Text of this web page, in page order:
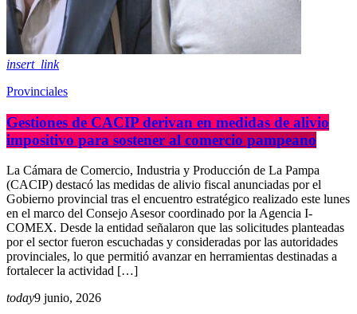
insert_link
Provinciales
Gestiones de CACIP derivan en medidas de alivio
impositivo para sostener al comercio pampeano
La Cámara de Comercio, Industria y Producción de La Pampa
(CACIP) destacó las medidas de alivio fiscal anunciadas por el
Gobierno provincial tras el encuentro estratégico realizado este lunes
en el marco del Consejo Asesor coordinado por la Agencia I-
COMEX. Desde la entidad señalaron que las solicitudes planteadas
por el sector fueron escuchadas y consideradas por las autoridades
provinciales, lo que permitió avanzar en herramientas destinadas a
fortalecer la actividad […]
today9 junio, 2026